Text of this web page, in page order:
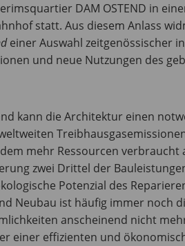
DAM OSTEND in
statt. Aus diesem Anlass
einer Auswahl zeitgenössischer
und neue Nutzungen des
kann die Architektur einen
mehr Ressourcen verbraucht
zwei Drittel der
Potenzial des
Neubau ist häufig immer noch
anscheinend nicht
einer effizienten und